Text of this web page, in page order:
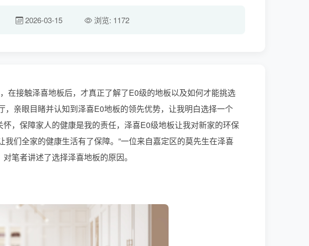
2026-03-15 浏览: 1172
在接触泽喜地板后，才真正了解了E0级的地板以及如何才能挑选
亲眼目睹并认知到泽喜E0地板的领先优势，让我明白选择一个
，保障家人的健康是我的责任，泽喜E0级地板让我对新家的环保
们全家的健康生活有了保障。”一位来自嘉定区的莫先生在泽喜
笔者讲述了选择泽喜地板的原因。